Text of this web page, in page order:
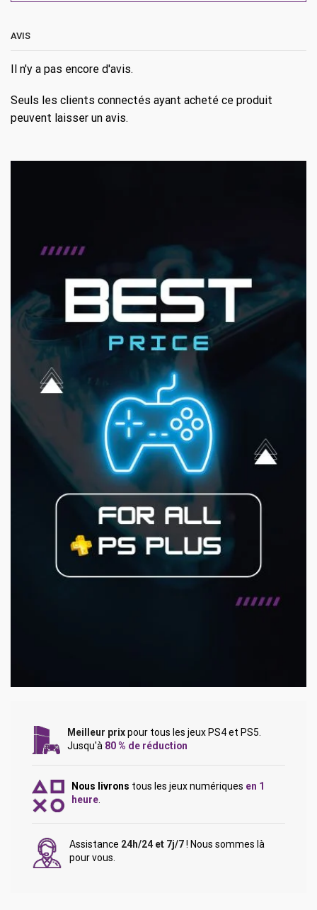
AVIS
Il n'y a pas encore d'avis.
Seuls les clients connectés ayant acheté ce produit
peuvent laisser un avis.
Meilleur prixpour tous les jeux PS4 et PS5.
Jusqu'à 80 % de réduction
Nous livrons tous les jeux numériques en 1
heure.
Assistance 24h/24 et 7j/7! Nous sommes là
pour vous.